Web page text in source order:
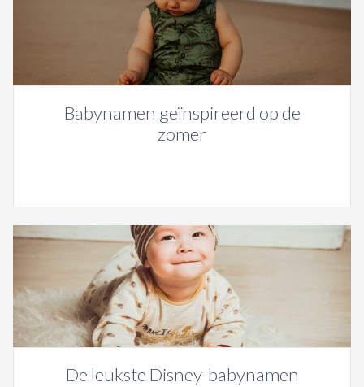
Babynamen geïnspireerd op de
zomer
De leukste Disney-babynamen